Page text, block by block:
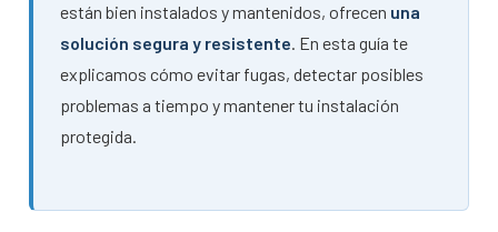
están bien instalados y mantenidos, ofrecen una
solución segura y resistente. En esta guía te
explicamos cómo evitar fugas, detectar posibles
problemas a tiempo y mantener tu instalación
protegida.